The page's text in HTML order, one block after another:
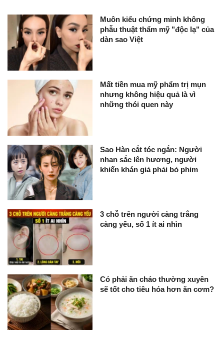
Muôn kiểu chứng minh không
phẫu thuật thẩm mỹ "độc lạ" của
dàn sao Việt
Mất tiền mua mỹ phẩm trị mụn
nhưng không hiệu quả là vì
những thói quen này
Sao Hàn cắt tóc ngắn: Người
nhan sắc lên hương, người
khiến khán giả phải bỏ phim
3 chỗ trên người càng trắng
càng yếu, số 1 ít ai nhìn
Có phải ăn cháo thường xuyên
sẽ tốt cho tiêu hóa hơn ăn cơm?